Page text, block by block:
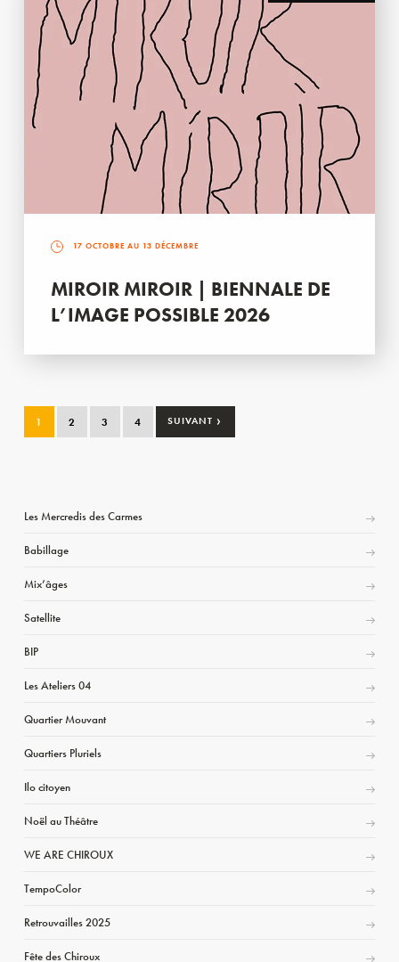
17 OCTOBRE AU 13 DÉCEMBRE
MIROIR MIROIR | BIENNALE DE
L’IMAGE POSSIBLE 2026
1 2 3 4 SUIVANT ›
Les Mercredis des Carmes
Babillage
Mix’âges
Satellite
BIP
Les Ateliers 04
Quartier Mouvant
Quartiers Pluriels
Ilo citoyen
Noël au Théâtre
WE ARE CHIROUX
TempoColor
Retrouvailles 2025
Fête des Chiroux